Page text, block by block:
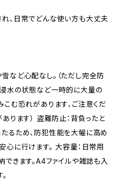
、日常でどんな使い方も大丈夫
など心配なし。（ただし完全防
水の状態など一時的に大量の
こむ恐れがあります、ご注意くだ
ります） 盗難防止：背負ったと
るため、防犯性能を大幅に高め
心に行けます。 大容量：日常用
できます。A4ファイルや雑誌も入